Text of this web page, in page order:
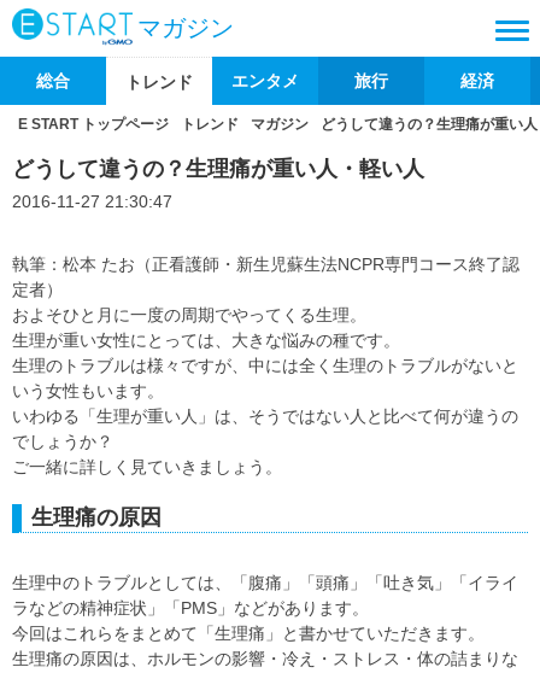
マガジン
総合 トレンド エンタメ 旅行 経済
E START トップページ トレンド マガジン どうして違うの？生理痛が重い
どうして違うの？生理痛が重い人・軽い人
2016-11-27 21:30:47
執筆：松本 たお（正看護師・新生児蘇生法NCPR専門コース終了認
定者）
およそひと月に一度の周期でやってくる生理。
生理が重い女性にとっては、大きな悩みの種です。
生理のトラブルは様々ですが、中には全く生理のトラブルがないと
いう女性もいます。
いわゆる「生理が重い人」は、そうではない人と比べて何が違うの
でしょうか？
ご一緒に詳しく見ていきましょう。
生理痛の原因
生理中のトラブルとしては、「腹痛」「頭痛」「吐き気」「イライ
ラなどの精神症状」「PMS」などがあります。
今回はこれらをまとめて「生理痛」と書かせていただきます。
生理痛の原因は、ホルモンの影響・冷え・ストレス・体の詰まりな